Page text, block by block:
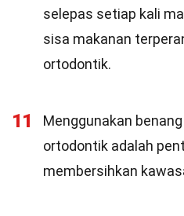
selepas setiap kali
sisa makanan
ortodontik.
11
Menggunakan
ortodontik adalah
membersihkan